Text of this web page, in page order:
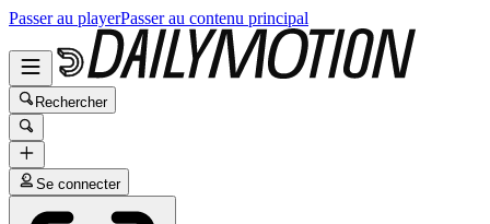
Passer au playerPasser au contenu principal
Rechercher
Se connecter